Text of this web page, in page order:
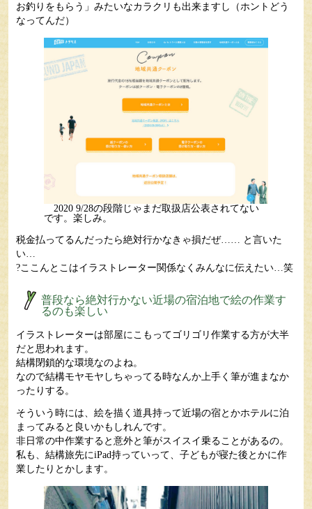
お釣りをもらう」みたいなカラクリも出来ますし（ホントどう
なってんだ）
2020 9/28の段階じゃまだ取扱店公表されてない
です。楽しみ。
税金払ってるんだったら絶対行かなきゃ損だぜ…… と言いた
い…
?ここんとこはイラストレーター関係なくみんなに伝えたい…笑
普段なら絶対行かない近場の宿泊地で絵の作業す
るのも楽しい
イラストレーターは部屋にこもってゴリゴリ作業する方が大半
だと思われます。
結構閉鎖的な環境なのよね。
なので結構モヤモヤしちゃってる時なんか上手く筆が進まなか
ったりする。
そういう時には、絵を描く道具持って近場の宿とかホテルに泊
まってみると良いかもしれんです。
非日常の中作業すると意外と筆がスイスイ乗ることがあるの。
私も、結構旅先にiPad持っていって、子どもが寝た後とかに作
業したりとかします。